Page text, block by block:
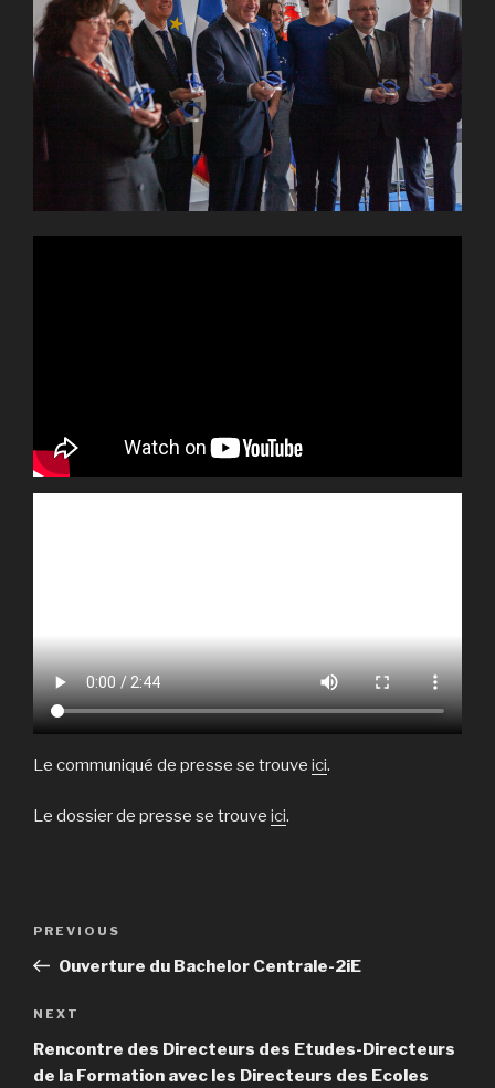
Le communiqué de presse se trouve ici.
Le dossier de presse se trouve ici.
Previous
Post
PREVIOUS
Ouverture du Bachelor Centrale-2iE
Next
Post
NEXT
Rencontre des Directeurs des Etudes-Directeurs
de la Formation avec les Directeurs des Ecoles